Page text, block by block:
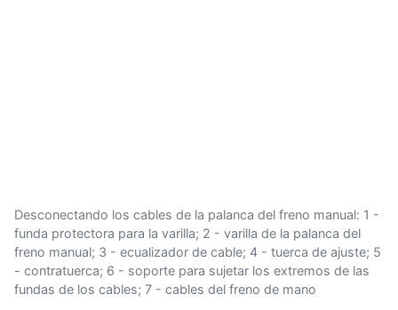
Desconectando los cables de la palanca del freno manual: 1 -
funda protectora para la varilla; 2 - varilla de la palanca del
freno manual; 3 - ecualizador de cable; 4 - tuerca de ajuste; 5
- contratuerca; 6 - soporte para sujetar los extremos de las
fundas de los cables; 7 - cables del freno de mano